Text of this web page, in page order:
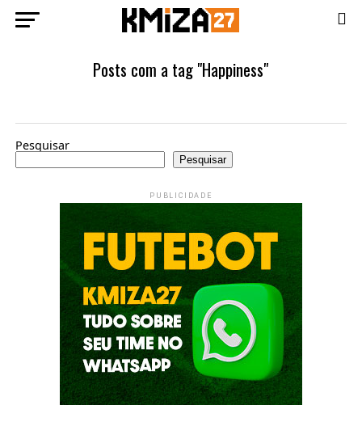
Posts com a tag "Happiness"
Pesquisar
Pesquisar
PUBLICIDADE